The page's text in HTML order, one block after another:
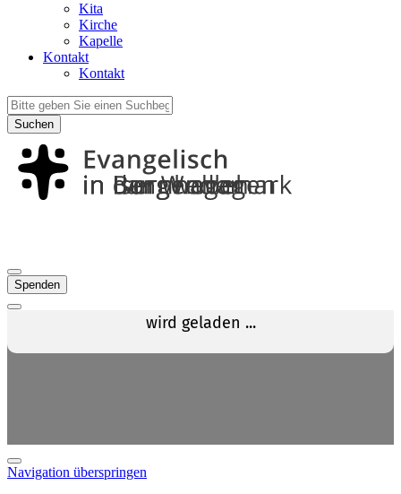
Kita
Kirche
Kapelle
Kontakt
Kontakt
Suchen
Spenden
Navigation überspringen